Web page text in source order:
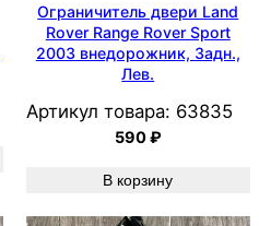
Ограничитель двери Land
Rover Range Rover Sport
2003 внедорожник, Задн.,
Лев.
Артикул товара: 63835
590₽
В корзину